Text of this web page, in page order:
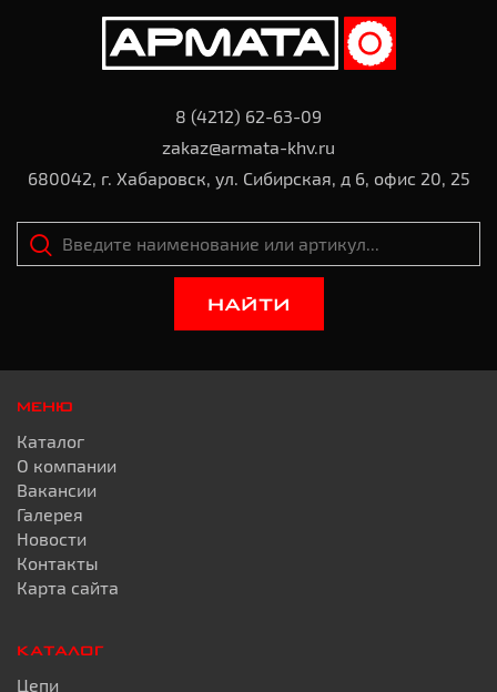
8 (4212) 62-63-09
zakaz@armata-khv.ru
680042, г. Хабаровск, ул. Сибирская, д 6, офис 20, 25
НАЙТИ
МЕНЮ
Каталог
О компании
Вакансии
Галерея
Новости
Контакты
Карта сайта
КАТАЛОГ
Цепи